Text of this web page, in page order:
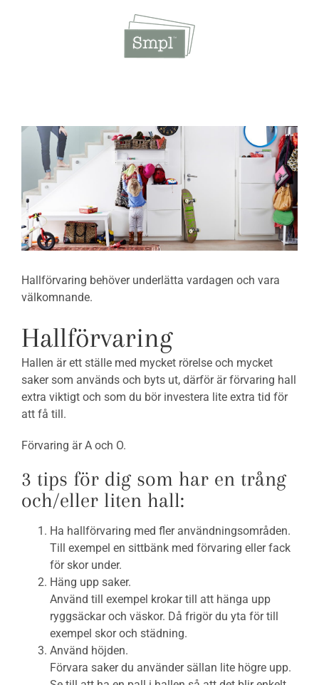
Hallförvaring behöver underlätta vardagen och vara
välkomnande.
Hallförvaring
Hallen är ett ställe med mycket rörelse och mycket
saker som används och byts ut, därför är förvaring hall
extra viktigt och som du bör investera lite extra tid för
att få till.
Förvaring är A och O.
3 tips för dig som har en trång
och/eller liten hall:
Ha hallförvaring med fler användningsområden.
Till exempel en sittbänk med förvaring eller fack
för skor under.
Häng upp saker.
Använd till exempel krokar till att hänga upp
ryggsäckar och väskor. Då frigör du yta för till
exempel skor och städning.
Använd höjden.
Förvara saker du använder sällan lite högre upp.